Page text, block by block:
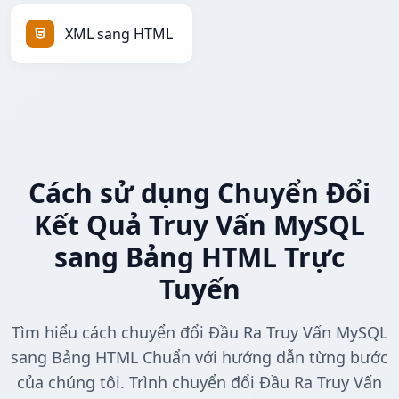
XML sang HTML
Cách sử dụng Chuyển Đổi
Kết Quả Truy Vấn MySQL
sang Bảng HTML Trực
Tuyến
Tìm hiểu cách chuyển đổi Đầu Ra Truy Vấn MySQL
sang Bảng HTML Chuẩn với hướng dẫn từng bước
của chúng tôi. Trình chuyển đổi Đầu Ra Truy Vấn